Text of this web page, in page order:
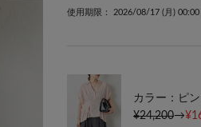
使用期限： 2026/08/17 (月) 00:00
カラー：ピン
¥24,200→